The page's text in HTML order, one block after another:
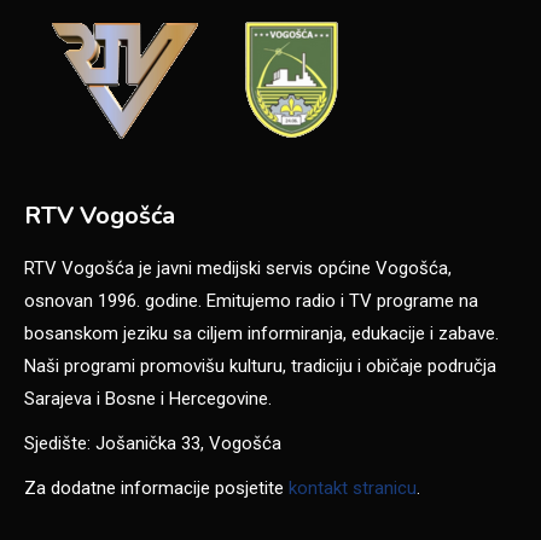
RTV Vogošća
RTV Vogošća je javni medijski servis općine Vogošća,
osnovan 1996. godine. Emitujemo radio i TV programe na
bosanskom jeziku sa ciljem informiranja, edukacije i zabave.
Naši programi promovišu kulturu, tradiciju i običaje područja
Sarajeva i Bosne i Hercegovine.
Sjedište: Jošanička 33, Vogošća
Za dodatne informacije posjetite kontakt stranicu.